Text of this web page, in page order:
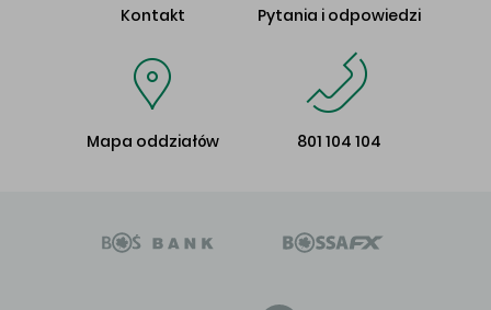
Kontakt Pytania i odpowiedzi
Mapa oddziałów 801 104 104